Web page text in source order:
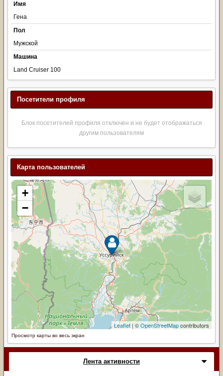
Имя
Гена
Пол
Мужской
Машина
Land Cruiser 100
Посетители профиля
Блок посетителей профиля отключен и не будет отображаться
другим пользователям
Карта пользователей
Просмотр карты во весь экран
Лента активности